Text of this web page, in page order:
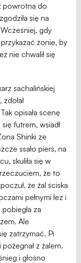
powrotną do
się na
gdy
żonie, by
nie chwalił się
sachalińskiej
opisała scenę
futrem, wsiadł
Shinki ze
ssało pierś, na
skuliła się w
że to
że żal ściska
pełnymi łez i
za
Ale
zatrzymać. Pi
z żalem.
i głośno